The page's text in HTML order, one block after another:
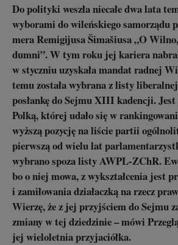
Do polityki weszła niecałe dwa lata
wyborami do wileńskiego samorządu
mera Remigijusa Šimašiusa „O
dumni”. W tym roku jej kariera
w styczniu uzyskała mandat radnej
temu została wybrana z listy
posłankę do Sejmu XIII kadencji.
Polką, której udało się w
wyższą pozycję na liście partii
pierwszą od wielu lat
wybrano spoza listy AWPL-ZChR.
bo o niej mowa, z wykształcenia jest
i zamiłowania działaczką na rzecz
Wierzę, że z jej przyjściem do Sejmu
zmiany w tej dziedzinie – mówi
jej wieloletnia przyjaciółka.